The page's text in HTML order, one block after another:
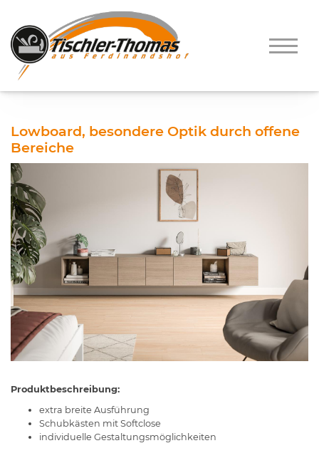
Lowboard, besondere Optik durch offene
Bereiche
Produktbeschreibung:
extra breite Ausführung
Schubkästen mit Softclose
individuelle Gestaltungsmöglichkeiten